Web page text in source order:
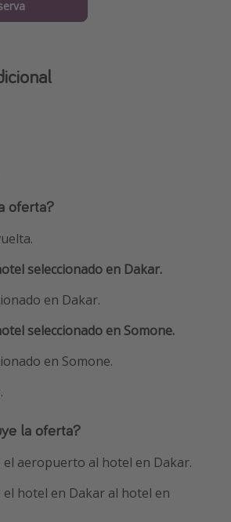
oferta?
seleccionado en Dakar.
en Dakar.
seleccionado en Somone.
en Somone.
la oferta?
el aeropuerto al hotel en Dakar.
el hotel en Dakar al hotel en